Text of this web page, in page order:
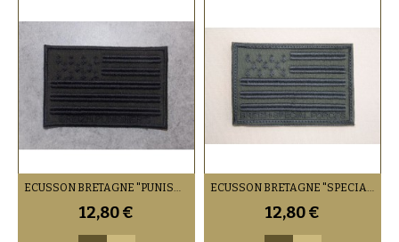
ECUSSON BRETAGNE "PUNISHER" (VENDU PAR 2)
12,80 €
ECUSSON BRETAGNE "SPECIAL FORCES" (VENDU PAR 2)
12,80 €